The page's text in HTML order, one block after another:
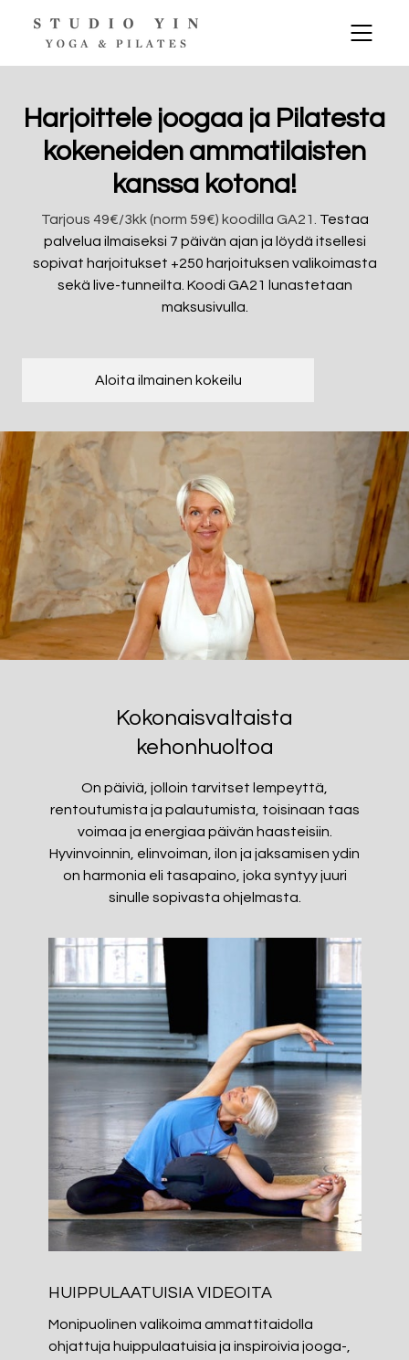
Harjoittele joogaa ja Pilatesta
kokeneiden ammatilaisten
kanssa kotona!
Tarjous 49€/3kk (norm 59€) koodilla GA21. Testaa
palvelua ilmaiseksi 7 päivän ajan ja löydä itsellesi
sopivat harjoitukset +250 harjoituksen valikoimasta
sekä live-tunneilta. Koodi GA21 lunastetaan
maksusivulla.
Aloita ilmainen kokeilu
Kokonaisvaltaista
kehonhuoltoa
On päiviä, jolloin tarvitset lempeyttä,
rentoutumista ja palautumista, toisinaan taas
voimaa ja energiaa päivän haasteisiin.
Hyvinvoinnin, elinvoiman, ilon ja jaksamisen ydin
on harmonia eli tasapaino, joka syntyy juuri
sinulle sopivasta ohjelmasta.
HUIPPULAATUISIA VIDEOITA
Monipuolinen valikoima ammattitaidolla
ohjattuja huippulaatuisia ja inspiroivia jooga-,